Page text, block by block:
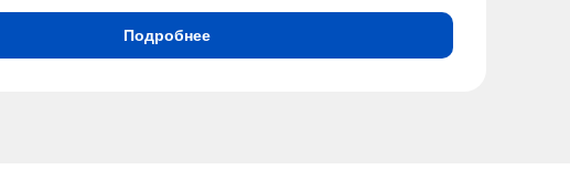
Подробнее